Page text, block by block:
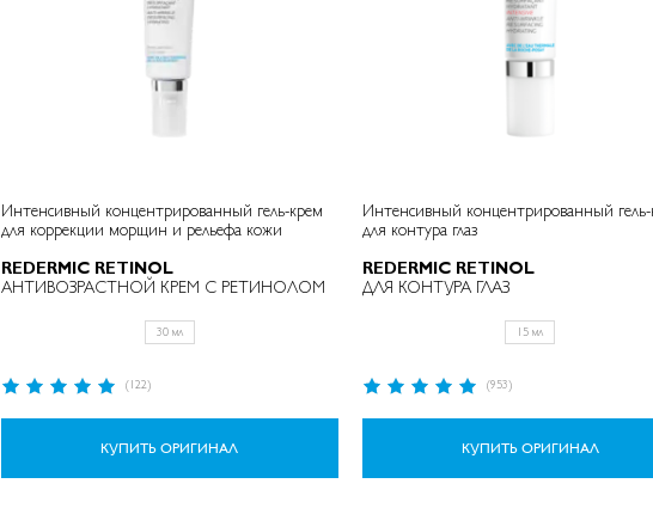
Интенсивный концентрированный гель-крем
для коррекции морщин и рельефа кожи
REDERMIC RETINOL
АНТИВОЗРАСТНОЙ КРЕМ С РЕТИНОЛОМ
30 мл
Рейтинг:
(122)
КУПИТЬ ОРИГИНАЛ
Интенсивный концентрированный гель-
для контура глаз
REDERMIC RETINOL
ДЛЯ КОНТУРА ГЛАЗ
15 мл
Рейтинг:
(953)
КУПИТЬ ОРИГИНАЛ